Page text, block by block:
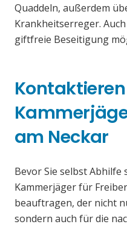
Quaddeln, außerdem
Krankheitserreger.
giftfreie Beseitigung
Kontaktieren
am Neckar
Bevor Sie selbst Abhilfe
Kammerjäger für
beauftragen, der nicht
sondern auch für die